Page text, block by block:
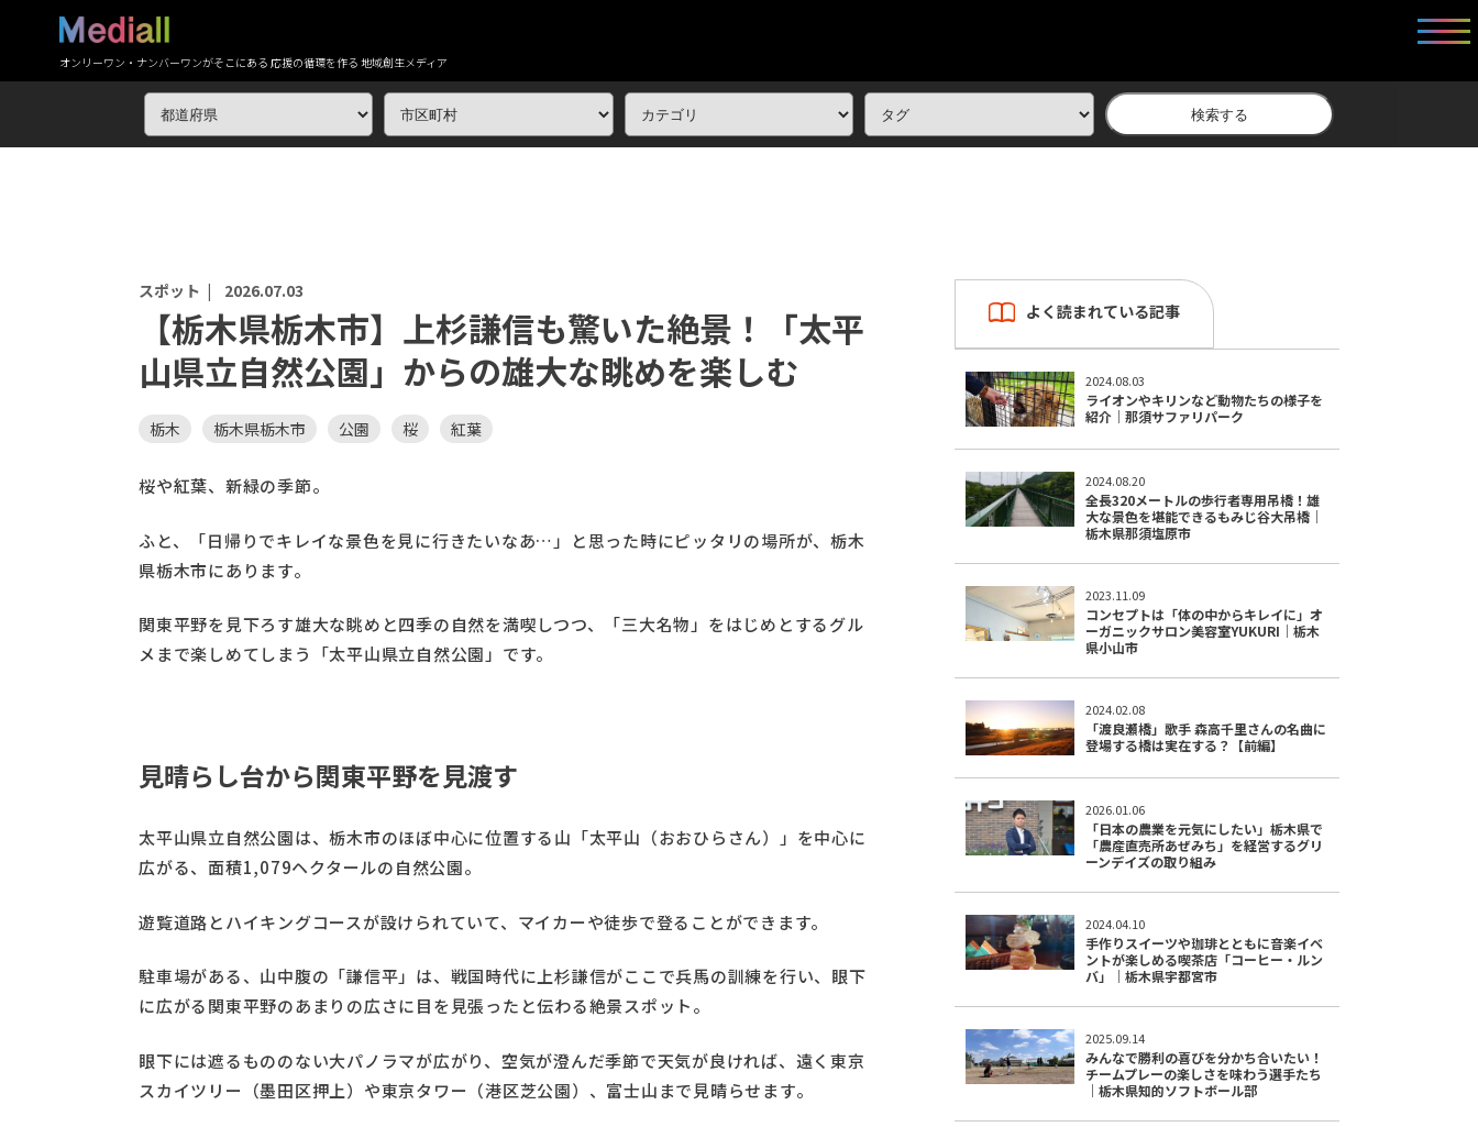
オンリーワン・ナンバーワンがそこにある 応援の循環を作る 地域創生メディア
検索する
スポット | 2026.07.03
【栃木県栃木市】上杉謙信も驚いた絶景！「太平
山県立自然公園」からの雄大な眺めを楽しむ
栃木 栃木県栃木市 公園 桜 紅葉
桜や紅葉、新緑の季節。
ふと、「日帰りでキレイな景色を見に行きたいなあ…」と思った時にピッタリの場所が、栃木
県栃木市にあります。
関東平野を見下ろす雄大な眺めと四季の自然を満喫しつつ、「三大名物」をはじめとするグル
メまで楽しめてしまう「太平山県立自然公園」です。
見晴らし台から関東平野を見渡す
太平山県立自然公園は、栃木市のほぼ中心に位置する山「太平山（おおひらさん）」を中心に
広がる、面積1,079ヘクタールの自然公園。
遊覧道路とハイキングコースが設けられていて、マイカーや徒歩で登ることができます。
駐車場がある、山中腹の「謙信平」は、戦国時代に上杉謙信がここで兵馬の訓練を行い、眼下
に広がる関東平野のあまりの広さに目を見張ったと伝わる絶景スポット。
眼下には遮るもののない大パノラマが広がり、空気が澄んだ季節で天気が良ければ、遠く東京
スカイツリー（墨田区押上）や東京タワー（港区芝公園）、富士山まで見晴らせます。
よく読まれている記事
2024.08.03
ライオンやキリンなど動物たちの様子を
紹介｜那須サファリパーク
2024.08.20
全長320メートルの歩行者専用吊橋！雄
大な景色を堪能できるもみじ谷大吊橋｜
栃木県那須塩原市
2023.11.09
コンセプトは「体の中からキレイに」オ
ーガニックサロン美容室YUKURI｜栃木
県小山市
2024.02.08
「渡良瀬橋」歌手 森高千里さんの名曲に
登場する橋は実在する？【前編】
2026.01.06
「日本の農業を元気にしたい」栃木県で
「農産直売所あぜみち」を経営するグリ
ーンデイズの取り組み
2024.04.10
手作りスイーツや珈琲とともに音楽イベ
ントが楽しめる喫茶店「コーヒー・ルン
バ」｜栃木県宇都宮市
2025.09.14
みんなで勝利の喜びを分かち合いたい！
チームプレーの楽しさを味わう選手たち
｜栃木県知的ソフトボール部